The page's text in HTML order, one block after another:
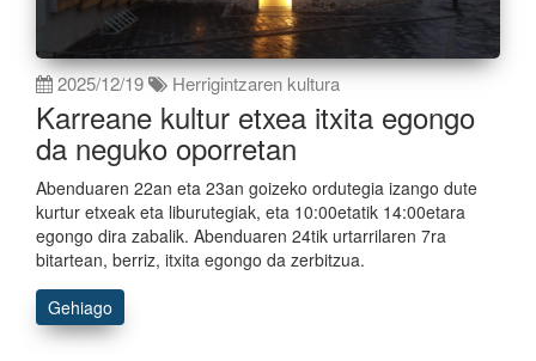
2025/12/19 Herrigintzaren kultura
Karreane kultur etxea itxita egongo
da neguko oporretan
Abenduaren 22an eta 23an goizeko ordutegia izango dute
kurtur etxeak eta liburutegiak, eta 10:00etatik 14:00etara
egongo dira zabalik. Abenduaren 24tik urtarrilaren 7ra
bitartean, berriz, itxita egongo da zerbitzua.
Gehiago